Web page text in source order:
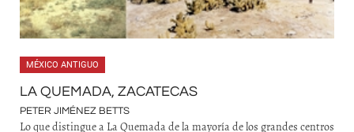
MÉXICO ANTIGUO
LA QUEMADA, ZACATECAS
PETER JIMÉNEZ BETTS
Lo que distingue a La Quemada de la mayoría de los grandes centros